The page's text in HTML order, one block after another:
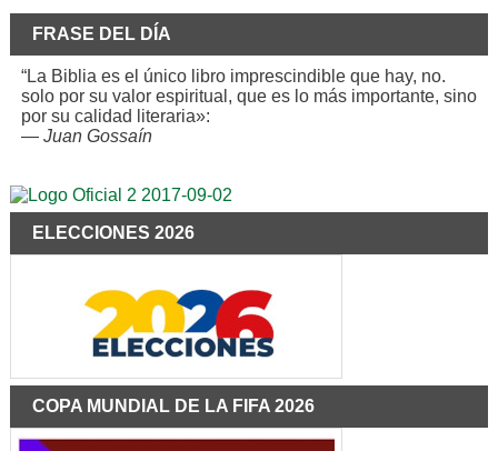
FRASE DEL DÍA
“La Biblia es el único libro imprescindible que hay, no.
solo por su valor espiritual, que es lo más importante, sino
por su calidad literaria»:
— Juan Gossaín
ELECCIONES 2026
COPA MUNDIAL DE LA FIFA 2026